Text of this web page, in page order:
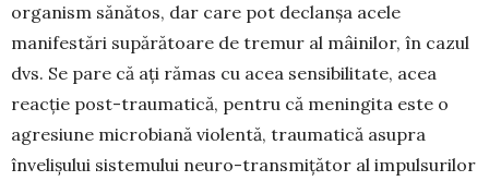
organism sănătos, dar care pot declanșa acele
manifestări supărătoare de tremur al mâinilor, în cazul
dvs. Se pare că ați rămas cu acea sensibilitate, acea
reacție post-traumatică, pentru că meningita este o
agresiune microbiană violentă, trau­matică asupra
învelișului sistemu­lui neuro-transmițător al impulsurilor